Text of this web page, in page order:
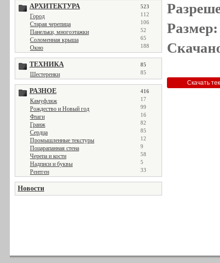
АРХИТЕКТУРА 523
Город 112
Старая черепица 106
Панельки, многоэтажки 52
Соломенная крыша 65
Окно 188
ТЕХНИКА 85
Шестеренки 85
РАЗНОЕ 416
Камуфляж 17
Рождество и Новый год 99
Флаги 16
Гранж 82
Сердца 85
Промышленные текстуры 12
Поцарапанная стена 9
Черепа и кости 58
Надписи и буквы 5
Рентген 33
Новости